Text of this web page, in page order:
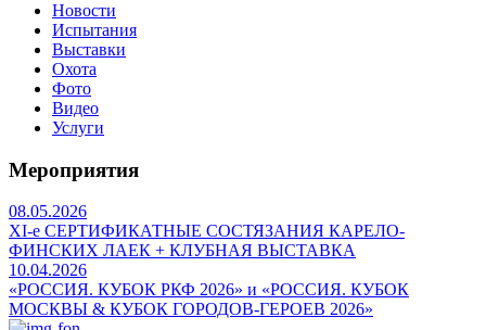
Новости
Испытания
Выставки
Охота
Фото
Видео
Услуги
Мероприятия
08.05.2026
ХI-е СЕРТИФИКАТНЫЕ СОСТЯЗАНИЯ КАРЕЛО-
ФИНСКИХ ЛАЕК + КЛУБНАЯ ВЫСТАВКА
10.04.2026
«РОССИЯ. КУБОК РКФ 2026» и «РОССИЯ. КУБОК
МОСКВЫ & КУБОК ГОРОДОВ-ГЕРОЕВ 2026»